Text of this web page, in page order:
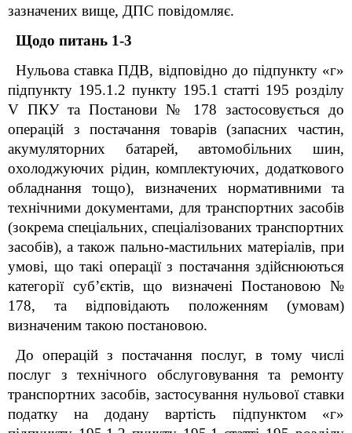
зазначених вище, ДПС повідомляє.
Щодо питань 1-3
Нульова ставка ПДВ, відповідно до підпункту «г»
підпункту 195.1.2 пункту 195.1 статті 195 розділу
V ПКУ та Постанови № 178 застосовується до
операцій з постачання товарів (запасних частин,
акумуляторних батарей, автомобільних шин,
охолоджуючих рідин, комплектуючих, додаткового
обладнання тощо), визначених нормативними та
технічними документами, для транспортних засобів
(зокрема спеціальних, спеціалізованих транспортних
засобів), а також пально-мастильних матеріалів, при
умові, що такі операції з постачання здійснюються
категорії суб’єктів, що визначені Постановою №
178, та відповідають положенням (умовам)
визначеним такою постановою.
До операцій з постачання послуг, в тому числі
послуг з технічного обслуговування та ремонту
транспортних засобів, застосування нульової ставки
податку на додану вартість підпунктом «г»